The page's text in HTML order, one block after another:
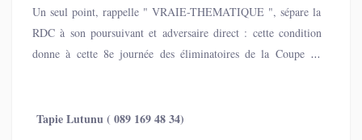
sables et déchets extraits, entassés sur la voie publique.
affrontent les Lions de la Teranga du Sénégal au Stade des
Martyrs, dans un duel qui pourrait sceller le destin du groupe
B des éliminatoires de la Coupe du monde 2026.
Un seul point, rappelle " VRAIE-THEMATIQUE ", sépare la
RDC à son poursuivant et adversaire direct : cette condition
donne à cette 8e journée des éliminatoires de la Coupe du
campagne, dans la zone africaine.
Tapie Lutunu ( 089 169 48 34)